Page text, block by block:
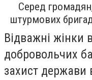
Серед
штурмових бригад
Відважні жінки
добровольчих
захист держави